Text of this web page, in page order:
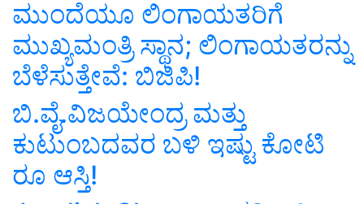
ಮುಂದೆಯೂ ಲಿಂಗಾಯತರಿಗೆ
ಮುಖ್ಯಮಂತ್ರಿ ಸ್ಥಾನ; ಲಿಂಗಾಯತರನ್ನು
ಬೆಳೆಸುತ್ತೇವೆ: ಬಿಜಿಪಿ!
ಬಿ.ವೈ.ವಿಜಯೇಂದ್ರ ಮತ್ತು
ಕುಟುಂಬದವರ ಬಳಿ ಇಷ್ಟು ಕೋಟಿ
ರೂ ಆಸ್ತಿ!